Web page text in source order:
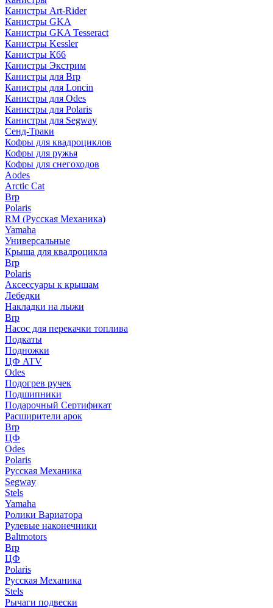
Канистры Art-Rider
Канистры GKA
Канистры GKA Tesseract
Канистры Kessler
Канистры К66
Канистры Экстрим
Канистры для Brp
Канистры для Loncin
Канистры для Odes
Канистры для Polaris
Канистры для Segway
Сенд-Траки
Кофры для квадроциклов
Кофры для ружья
Кофры для снегоходов
Aodes
Arctic Cat
Brp
Polaris
RM (Русская Механика)
Yamaha
Универсальные
Крыша для квадроцикла
Brp
Polaris
Аксессуары к крышам
Лебедки
Накладки на лыжи
Brp
Насос для перекачки топлива
Подкаты
Подножки
ЦФ ATV
Odes
Подогрев ручек
Подшипники
Подарочный Сертификат
Расширители арок
Brp
ЦФ
Odes
Polaris
Русская Механика
Segway
Stels
Yamaha
Ролики Вариатора
Рулевые наконечники
Baltmotors
Brp
ЦФ
Polaris
Русская Механика
Stels
Рычаги подвески